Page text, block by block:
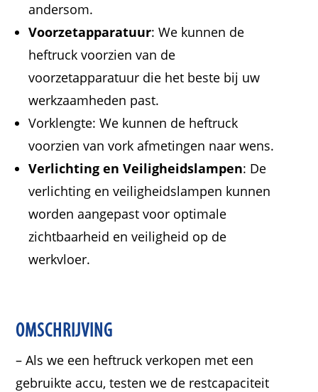
andersom.
Voorzetapparatuur: We kunnen de
heftruck voorzien van de
voorzetapparatuur die het beste bij uw
werkzaamheden past.
Vorklengte: We kunnen de heftruck
voorzien van vork afmetingen naar wens.
Verlichting en Veiligheidslampen: De
verlichting en veiligheidslampen kunnen
worden aangepast voor optimale
zichtbaarheid en veiligheid op de
werkvloer.
OMSCHRIJVING
– Als we een heftruck verkopen met een
gebruikte accu, testen we de restcapaciteit